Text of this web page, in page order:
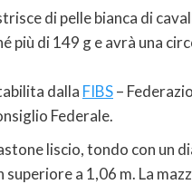
di pelle bianca di
più di 149 g e avrà una
dalla FIBS–
Federale.
liscio, tondo con un
superiore a 1,06 m. La